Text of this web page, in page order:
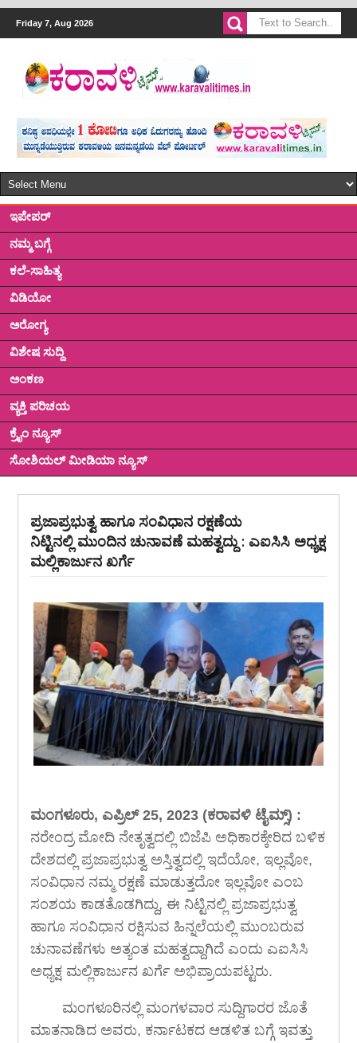
Friday 7, Aug 2026
ಇಪೇಪರ್
ನಮ್ಮ ಬಗ್ಗೆ
ಕಲೆ-ಸಾಹಿತ್ಯ
ವಿಡಿಯೋ
ಅರೋಗ್ಯ
ವಿಶೇಷ ಸುದ್ದಿ
ಅಂಕಣ
ವ್ಯಕ್ತಿ ಪರಿಚಯ
ಕ್ರೈಂ ನ್ಯೂಸ್
ಸೋಶಿಯಲ್ ಮೀಡಿಯಾ ನ್ಯೂಸ್
ಪ್ರಜಾಪ್ರಭುತ್ವ ಹಾಗೂ ಸಂವಿಧಾನ ರಕ್ಷಣೆಯ
ನಿಟ್ಟಿನಲ್ಲಿ ಮುಂದಿನ ಚುನಾವಣೆ ಮಹತ್ವದ್ದು : ಎಐಸಿಸಿ ಅಧ್ಯಕ್ಷ
ಮಲ್ಲಿಕಾರ್ಜುನ ಖರ್ಗೆ
ಮಂಗಳೂರು, ಎಪ್ರಿಲ್ 25, 2023 (ಕರಾವಳಿ ಟೈಮ್ಸ್) :
ನರೇಂದ್ರ ಮೋದಿ ನೇತೃತ್ವದಲ್ಲಿ ಬಿಜೆಪಿ ಅಧಿಕಾರಕ್ಕೇರಿದ ಬಳಿಕ
ದೇಶದಲ್ಲಿ ಪ್ರಜಾಪ್ರಭುತ್ವ ಅಸ್ತಿತ್ವದಲ್ಲಿ ಇದೆಯೋ, ಇಲ್ಲವೋ,
ಸಂವಿಧಾನ ನಮ್ಮ ರಕ್ಷಣೆ ಮಾಡುತ್ತದೋ ಇಲ್ಲವೋ ಎಂಬ
ಸಂಶಯ ಕಾಡತೊಡಗಿದ್ದು, ಈ ನಿಟ್ಟಿನಲ್ಲಿ ಪ್ರಜಾಪ್ರಭುತ್ವ
ಹಾಗೂ ಸಂವಿಧಾನ ರಕ್ಷಿಸುವ ಹಿನ್ನಲೆಯಲ್ಲಿ ಮುಂಬರುವ
ಚುನಾವಣೆಗಳು ಅತ್ಯಂತ ಮಹತ್ವದ್ದಾಗಿದೆ ಎಂದು ಎಐಸಿಸಿ
ಅಧ್ಯಕ್ಷ ಮಲ್ಲಿಕಾರ್ಜುನ ಖರ್ಗೆ ಅಭಿಪ್ರಾಯಪಟ್ಟರು.
ಮಂಗಳೂರಿನಲ್ಲಿ ಮಂಗಳವಾರ ಸುದ್ದಿಗಾರರ ಜೊತೆ
ಮಾತನಾಡಿದ ಅವರು, ಕರ್ನಾಟಕದ ಆಡಳಿತ ಬಗ್ಗೆ ಇವತ್ತು